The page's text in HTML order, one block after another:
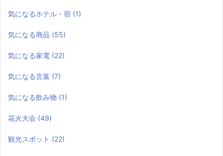
気になるホテル・宿 (1)
気になる商品 (55)
気になる家電 (22)
気になる言葉 (7)
気になる飲み物 (1)
花火大会 (49)
観光スポット (22)